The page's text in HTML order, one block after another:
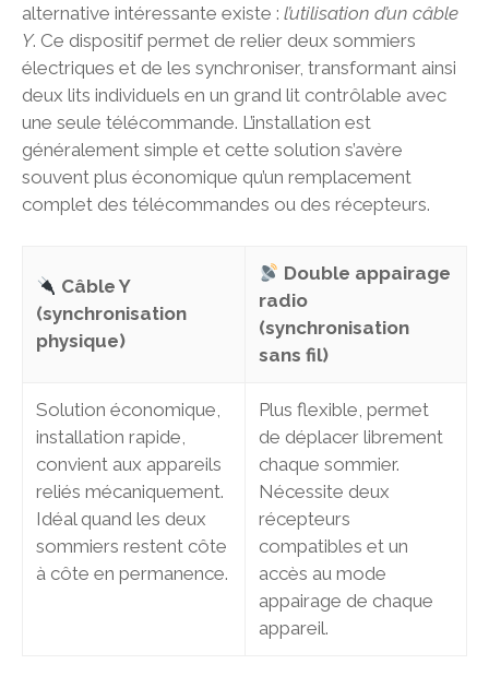
alternative intéressante existe : l’utilisation d’un câble
Y. Ce dispositif permet de relier deux sommiers
électriques et de les synchroniser, transformant ainsi
deux lits individuels en un grand lit contrôlable avec
une seule télécommande. L’installation est
généralement simple et cette solution s’avère
souvent plus économique qu’un remplacement
complet des télécommandes ou des récepteurs.
Câble Y
(synchronisation
physique)
Double appairage
radio
(synchronisation
sans fil)
Solution économique,
installation rapide,
convient aux appareils
reliés mécaniquement.
Idéal quand les deux
sommiers restent côte
à côte en permanence.
Plus flexible, permet
de déplacer librement
chaque sommier.
Nécessite deux
récepteurs
compatibles et un
accès au mode
appairage de chaque
appareil.